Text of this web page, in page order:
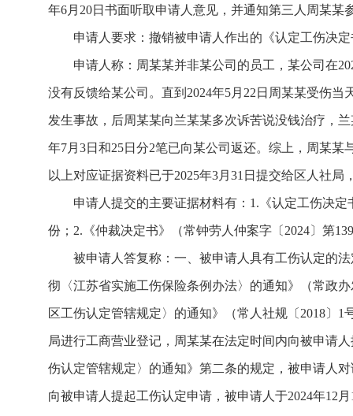
年6月20日书面听取申请人意见，并通知第三人周某某
申请人要求：撤销被申请人作出的《认定工伤决
申请人称：周某某并非某公司的员工，某公司在
没有反馈给某公司。直到2024年5月22日周某某受伤
发生事故，后周某某向兰某某多次诉苦说没钱治疗，
年7月3日和25日分2笔已向某公司返还。综上，周某
以上对应证据资料已于2025年3月31日提交给区人社
申请人提交的主要证据材料有：1.《认定工伤决
份；2.《仲裁决定书》（常钟劳人仲案字〔2024〕第
被申请人答复称：一、被申请人具有工伤认定的
彻〈江苏省实施工伤保险条例办法〉的通知》（常政
区工伤认定管辖规定〉的通知》（常人社规〔2018〕
局进行工商营业登记，周某某在法定时间内向被申请
伤认定管辖规定〉的通知》第二条的规定，被申请人
向被申请人提起工伤认定申请，被申请人于2024年12